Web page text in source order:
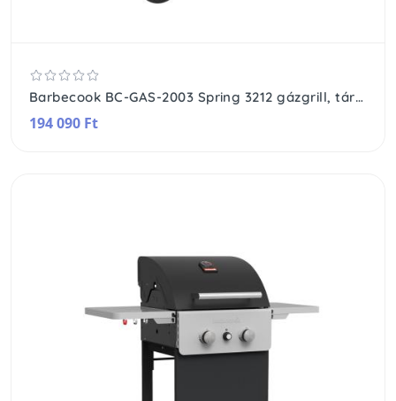
Barbecook BC-GAS-2003 Spring 3212 gázgrill, tárolóval, oldalégővel, 133x57x115cm
194 090 Ft